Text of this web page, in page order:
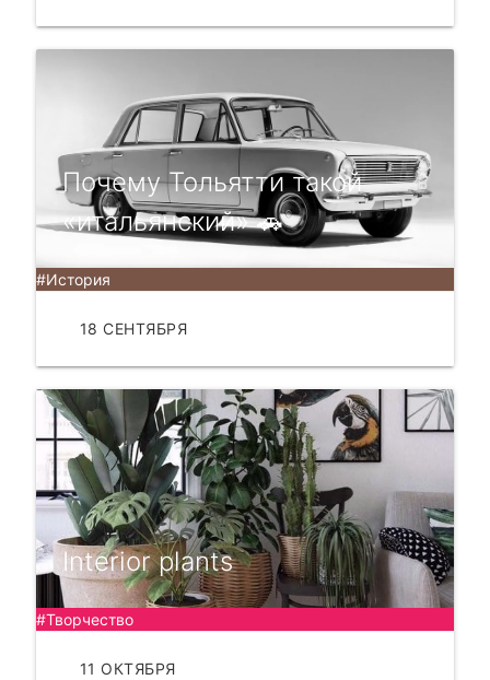
Почему Тольятти такой
«итальянский» 🚗
#История
18 СЕНТЯБРЯ
Interior plants
#Творчество
11 ОКТЯБРЯ